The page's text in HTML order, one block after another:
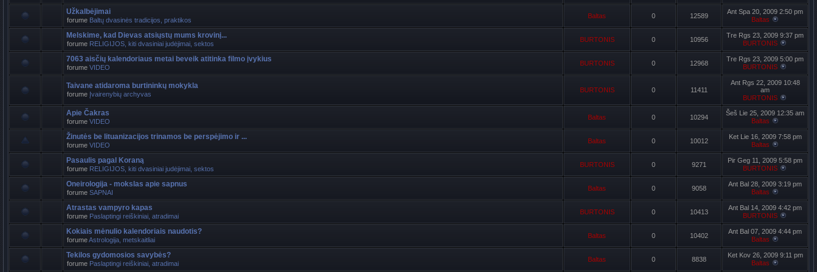
Užkalbėjimai
forume Baltų dvasinės tradicijos, praktikos
Baltas 0 12589
Ant Spa 20, 2009 2:50 pm
Baltas
Melskime, kad Dievas atsiųstų mums krovinį...
forume RELIGIJOS, kiti dvasiniai judėjimai, sektos
BURTONIS 0 10956
Tre Rgs 23, 2009 9:37 pm
BURTONIS
7063 aisčių kalendoriaus metai beveik atitinka filmo įvykius
forume VIDEO
BURTONIS 0 12968
Tre Rgs 23, 2009 5:00 pm
BURTONIS
Taivane atidaroma burtininkų mokykla
forume Įvairenybių archyvas
BURTONIS 0 11411
Ant Rgs 22, 2009 10:48
am
BURTONIS
Apie Čakras
forume VIDEO
Baltas 0 10294
Šeš Lie 25, 2009 12:35 am
Baltas
Žinutės be lituanizacijos trinamos be perspėjimo ir ...
forume VIDEO
Baltas 0 10012
Ket Lie 16, 2009 7:58 pm
Baltas
Pasaulis pagal Koraną
forume RELIGIJOS, kiti dvasiniai judėjimai, sektos
BURTONIS 0 9271
Pir Geg 11, 2009 5:58 pm
BURTONIS
Oneirologija - mokslas apie sapnus
forume SAPNAI
Baltas 0 9058
Ant Bal 28, 2009 3:19 pm
Baltas
Atrastas vampyro kapas
forume Paslaptingi reiškiniai, atradimai
BURTONIS 0 10413
Ant Bal 14, 2009 4:42 pm
BURTONIS
Kokiais mėnulio kalendoriais naudotis?
forumeAstrologija, metskaitliai
Baltas 0 10402
Ant Bal 07, 2009 4:44 pm
Baltas
Tekilos gydomosios savybės?
forume Paslaptingi reiškiniai, atradimai
Baltas 0 8838
Ket Kov 26, 2009 9:11 pm
Baltas